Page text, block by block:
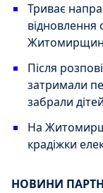
Триває
відновлення
Після
затримали
забрали
На
крадіжки
НОВИНИ